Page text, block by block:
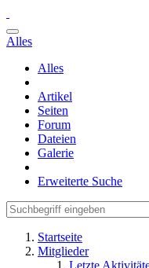
Alles
Alles
Artikel
Seiten
Forum
Dateien
Galerie
Erweiterte Suche
Startseite
Mitglieder
Letzte